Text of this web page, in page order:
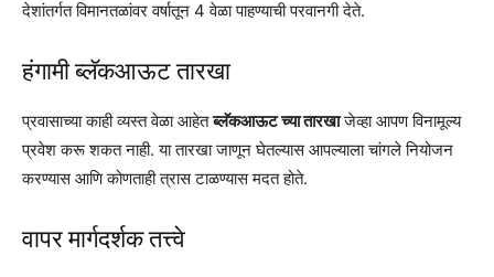
देशांतर्गत विमानतळांवर वर्षातून 4 वेळा पाहण्याची परवानगी देते.
हंगामी ब्लॅकआऊट तारखा
प्रवासाच्या काही व्यस्त वेळा आहेतब्लॅकआऊट च्या तारखाजेव्हा आपण विनामूल्य
प्रवेश करू शकत नाही. या तारखा जाणून घेतल्यास आपल्याला चांगले नियोजन
करण्यास आणि कोणताही त्रास टाळण्यास मदत होते.
वापर मार्गदर्शक तत्त्वे